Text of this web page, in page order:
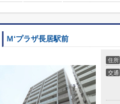
Ｍ‘プラザ長居駅前
住所
交通